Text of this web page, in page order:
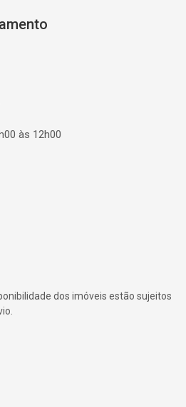
às 12h00
dos imóveis estão sujeitos